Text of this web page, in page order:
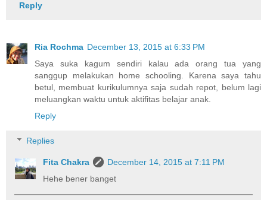
Reply
Ria Rochma December 13, 2015 at 6:33 PM
Saya suka kagum sendiri kalau ada orang tua yang
sanggup melakukan home schooling. Karena saya tahu
betul, membuat kurikulumnya saja sudah repot, belum lagi
meluangkan waktu untuk aktifitas belajar anak.
Reply
Replies
Fita Chakra
December 14, 2015 at 7:11 PM
Hehe bener banget